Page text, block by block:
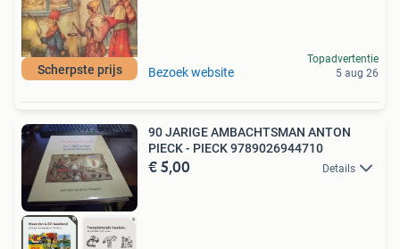
Scherpste prijs Bezoek website
Topadvertentie
5 aug 26
90 JARIGE AMBACHTSMAN ANTON
PIECK - PIECK 9789026944710
€ 5,00 Details